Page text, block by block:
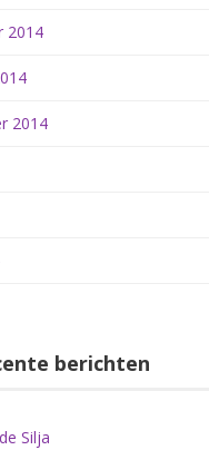
2014
2014
berichten
Silja